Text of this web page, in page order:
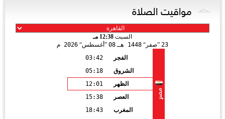
مواقيت الصلاة
السبت 12:38 مـ
23 صفر 1448 هـ 08 أغسطس 2026 م
مصر
الفجر
03:42
الشروق
05:18
الظهر
12:01
العصر
15:38
المغرب
18:43